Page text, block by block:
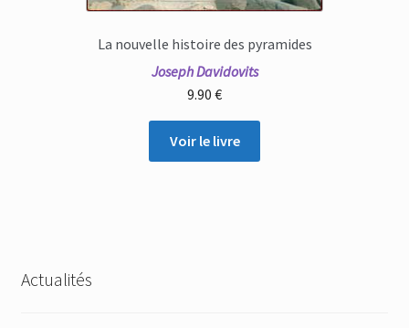
La nouvelle histoire des pyramides
Joseph Davidovits
9.90 €
Voir le livre
Actualités